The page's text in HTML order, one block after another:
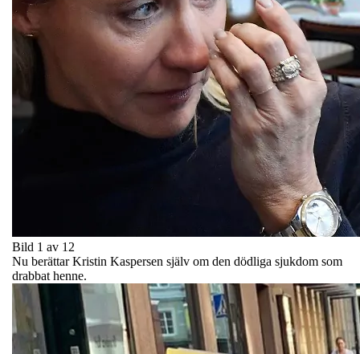
Bild 1 av 12
Nu berättar Kristin Kaspersen själv om den dödliga sjukdom som
drabbat henne.